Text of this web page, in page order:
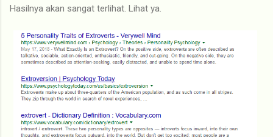
Hasilnya akan sangat terlihat. Lihat ya.